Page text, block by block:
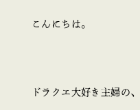
こんにちは。
ドラクエ大好き主婦の